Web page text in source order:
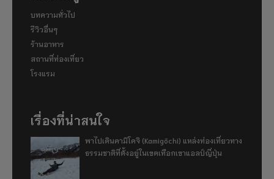
บทความทั่วไป
รีวิวอื่นๆ
ร้านอาหาร
สถานที่ท่องเที่ยว
โรงแรม
เรื่องที่น่าสนใจ
พาไปเดินคามิโคจิ (Kamigōchi) แหล่งท่องเที่ยวทาง
ธรรมชาติที่ตั้งอยู่ในเขตเทือกเขาแอลป์ญี่ปุ่น